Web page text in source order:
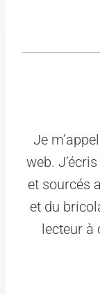
Je
web.
et sourcés
et du
lecteur à